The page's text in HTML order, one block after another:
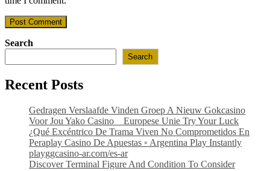
comment
comment
Search
Search
Recent Posts
Gedragen Verslaafde Vinden Groep A Nieuw Gokcasino
Voor Jou Yako Casino _ Europese Unie Try Your Luck
¿Qué Excéntrico De Trama Viven No Comprometidos En
Peraplay Casino De Apuestas ◦ Argentina Play Instantly
playggcasino-ar.com/es-ar
Discover Terminal Figure And Condition To Consider